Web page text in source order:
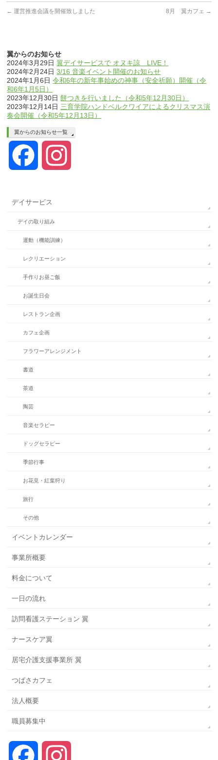
← 運営推進会議を開催致しました 8月 翼カフェ →
翼からのお知らせ
2024年3月29日 翼デイサービスで オヌキ諒 LIVE！
2024年2月24日 3/16 音楽イベント開催のお知らせ
2024年1月6日 令和6年の新年事始めの神事（安全祈願）開催（令
和6年1月5日）
2023年12月30日 餅つきを行いました（令和5年12月30日）
2023年12月14日 三育学院ハンドベルクワイアによるクリスマス演
奏会開催（令和5年12月13日）
翼からのお知らせ一覧
Facebook
デイサービス
デイの取り組み
運動（機能訓練）
レクリエーション
手作りお昼ご飯
お誕生日会
レストラン企画
カフェ企画
フラワーアレンジメント
書道
茶道
陶芸
音楽セラピー
ドッグセラピー
季節行事
お花見・紅葉狩り
旅行
その他
イベントカレンダー
事業所概要
料金について
一日の流れ
訪問看護ステーション 翼
ナースケア翼
居宅介護支援事業所 翼
つばさカフェ
法人概要
職員募集中
Facebook